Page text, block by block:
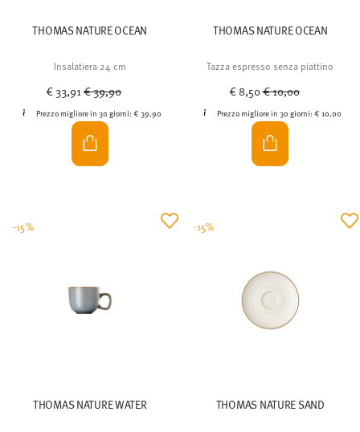
THOMAS NATURE OCEAN
Insalatiera 24 cm
€ 33,91Price reduced from
€ 39,90
Prezzo migliore in 30 giorni: € 39,90
THOMAS NATURE OCEAN
Tazza espresso senza piattino
€ 8,50Price reduced from
€ 10,00
Prezzo migliore in 30 giorni: € 10,00
THOMAS NATURE WATER
-15%
THOMAS NATURE SAND
-15%